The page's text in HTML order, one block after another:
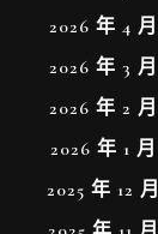
2026 年 4 月
2026 年 3 月
2026 年 2 月
2026 年 1 月
2025 年 12 月